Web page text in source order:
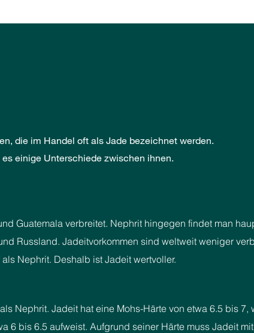
die im Handel oft als Jade bezeichnet werden.
einige Unterschiede zwischen ihnen.
Guatemala verbreitet. Nephrit hingegen findet man
Russland. Jadeitvorkommen sind weltweit weniger
Nephrit. Deshalb ist Jadeit wertvoller.
Nephrit. Jadeit hat eine Mohs-Härte von etwa 6.5 bis 7,
6 bis 6.5 aufweist. Aufgrund seiner Härte muss Jadeit mit